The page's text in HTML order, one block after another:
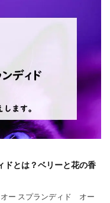
ドとは？ベリーと花の香
ー スプランディド オー